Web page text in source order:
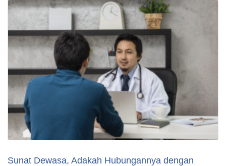
Sunat Dewasa, Adakah Hubungannya dengan